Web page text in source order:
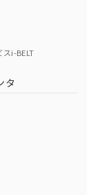
スi-BELT
タ